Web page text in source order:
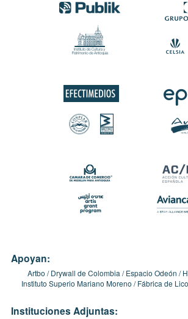
Apoyan:
Artbo Drywall de Colombia Espacio Odeón
Instituto Superio Mariano Moreno
Fábrica de
Instituciones Adjuntas: